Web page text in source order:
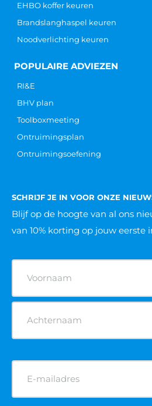
EHBO koffer keuren
Brandslanghaspel keuren
Noodverlichting keuren
POPULAIRE ADVIEZEN
RI&E
BHV plan
Toolboxmeeting
Ontruimingsplan
Ontruimingsoefening
SCHRIJF JE IN VOOR ONZE
Blijf op de hoogte van al ons
van 10% korting op jouw eerste
(Vereist)
E-
(Vereist)